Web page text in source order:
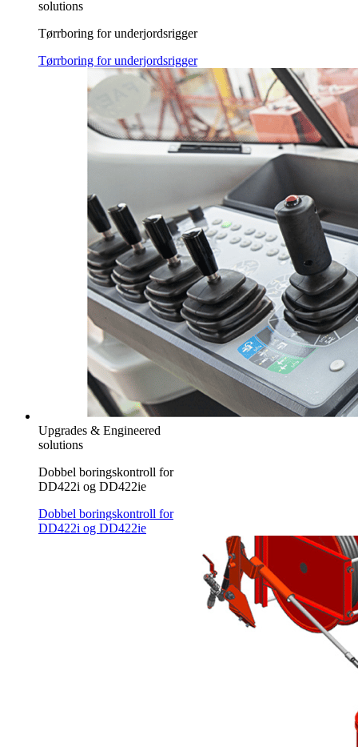
solutions
Tørrboring for underjordsrigger
Tørrboring for underjordsrigger
Upgrades & Engineered
solutions
Dobbel boringskontroll for
DD422i og DD422ie
Dobbel boringskontroll for
DD422i og DD422ie